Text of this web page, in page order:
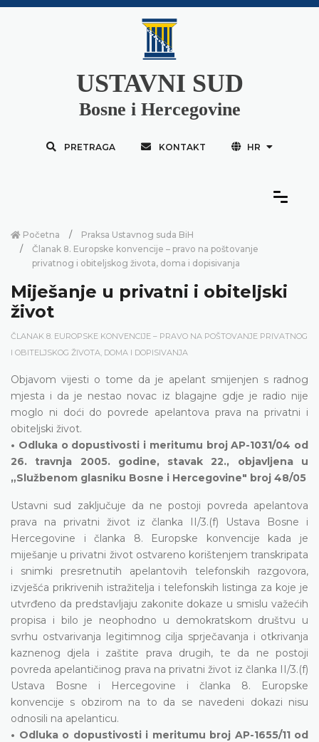
USTAVNI SUD
Bosne i Hercegovine
PRETRAGA KONTAKT HR
Početna
Praksa Ustavnog suda BiH
Članak 8. Europske konvencije – pravo na poštovanje
privatnog i obiteljskog života, doma i dopisivanja
Miješanje u privatni i obiteljski
život
ČLANAK 8. EUROPSKE KONVENCIJE – PRAVO NA POŠTOVANJE PRIVATNOG
I OBITELJSKOG ŽIVOTA, DOMA I DOPISIVANJA
Objavom vijesti o tome da je apelant smijenjen s radnog
mjesta i da je nestao novac iz blagajne gdje je radio nije
moglo ni doći do povrede apelantova prava na privatni i
obiteljski život.
• Odluka o dopustivosti i meritumu broj AP-1031/04 od
26. travnja 2005. godine, stavak 22., objavljena u
„Službenom glasniku Bosne i Hercegovine" broj 48/05
Ustavni sud zaključuje da ne postoji povreda apelantova
prava na privatni život iz članka II/3.(f) Ustava Bosne i
Hercegovine i članka 8. Europske konvencije kada je
miješanje u privatni život ostvareno korištenjem transkripata
i snimki presretnutih apelantovih telefonskih razgovora,
izvješća prikrivenih istražitelja i telefonskih listinga za koje je
utvrđeno da predstavljaju zakonite dokaze u smislu važećih
propisa i bilo je neophodno u demokratskom društvu u
svrhu ostvarivanja legitimnog cilja sprječavanja i otkrivanja
kaznenog djela i zaštite prava drugih, te da ne postoji
povreda apelantičinog prava na privatni život iz članka II/3.(f)
Ustava Bosne i Hercegovine i članka 8. Europske
konvencije s obzirom na to da se navedeni dokazi nisu
odnosili na apelanticu.
• Odluka o dopustivosti i meritumu broj AP-1655/11 od